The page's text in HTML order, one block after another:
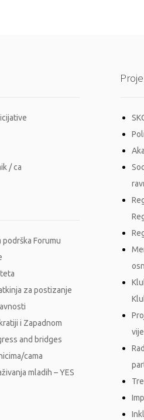
/ ca
Forumu
za postizanje
i Zapadnom
and bridges
cama
mladih – YES